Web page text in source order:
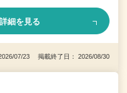
詳細を見る
07/23 掲載終了日： 2026/08/30